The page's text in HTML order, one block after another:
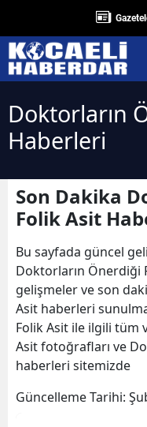
Doktorların
Haberleri
Son Dakika
Folik Asit
Bu sayfada güncel
Doktorların Önerdiği
gelişmeler ve son
Asit haberleri
Folik Asit ile ilgili tüm
Asit fotoğrafları ve
haberleri sitemizde
Güncelleme Tarihi: